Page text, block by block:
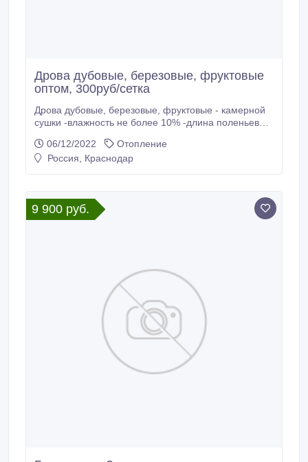
Дрова дубовые, березовые, фруктовые
оптом, 300руб/сетка
Дрова дубовые, березовые, фруктовые - камерной
сушки -влажность не более 10% -длина поленьев
50х80см, вес 15-16кг. -крупный и мелкий опт от
300кг - 1 поддон Доставка по Краснодарскому краю,
06/12/2022
Отопление
Россия, Краснодар
9 900 руб.